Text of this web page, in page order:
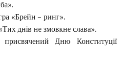
«Брейн – ринг».
днів не змовкне слава».
Дню Конституції